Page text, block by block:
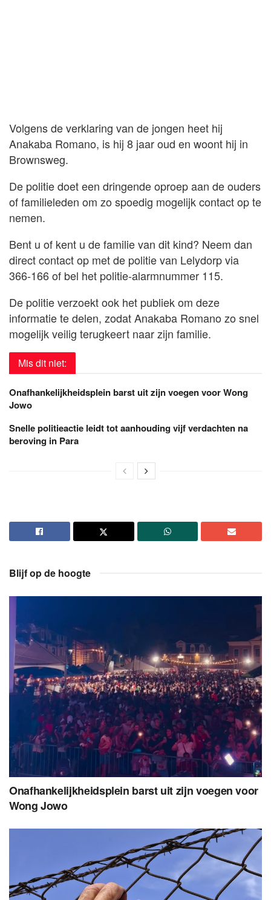
Volgens de verklaring van de jongen heet hij
Anakaba Romano, is hij 8 jaar oud en woont hij in
Brownsweg.
De politie doet een dringende oproep aan de ouders
of familieleden om zo spoedig mogelijk contact op te
nemen.
Bent u of kent u de familie van dit kind? Neem dan
direct contact op met de politie van Lelydorp via
366-166 of bel het politie-alarmnummer 115.
De politie verzoekt ook het publiek om deze
informatie te delen, zodat Anakaba Romano zo snel
mogelijk veilig terugkeert naar zijn familie.
Mis dit niet:
Onafhankelijkheidsplein barst uit zijn voegen voor Wong
Jowo
Snelle politieactie leidt tot aanhouding vijf verdachten na
beroving in Para
Blijf op de hoogte
Onafhankelijkheidsplein barst uit zijn voegen voor
Wong Jowo